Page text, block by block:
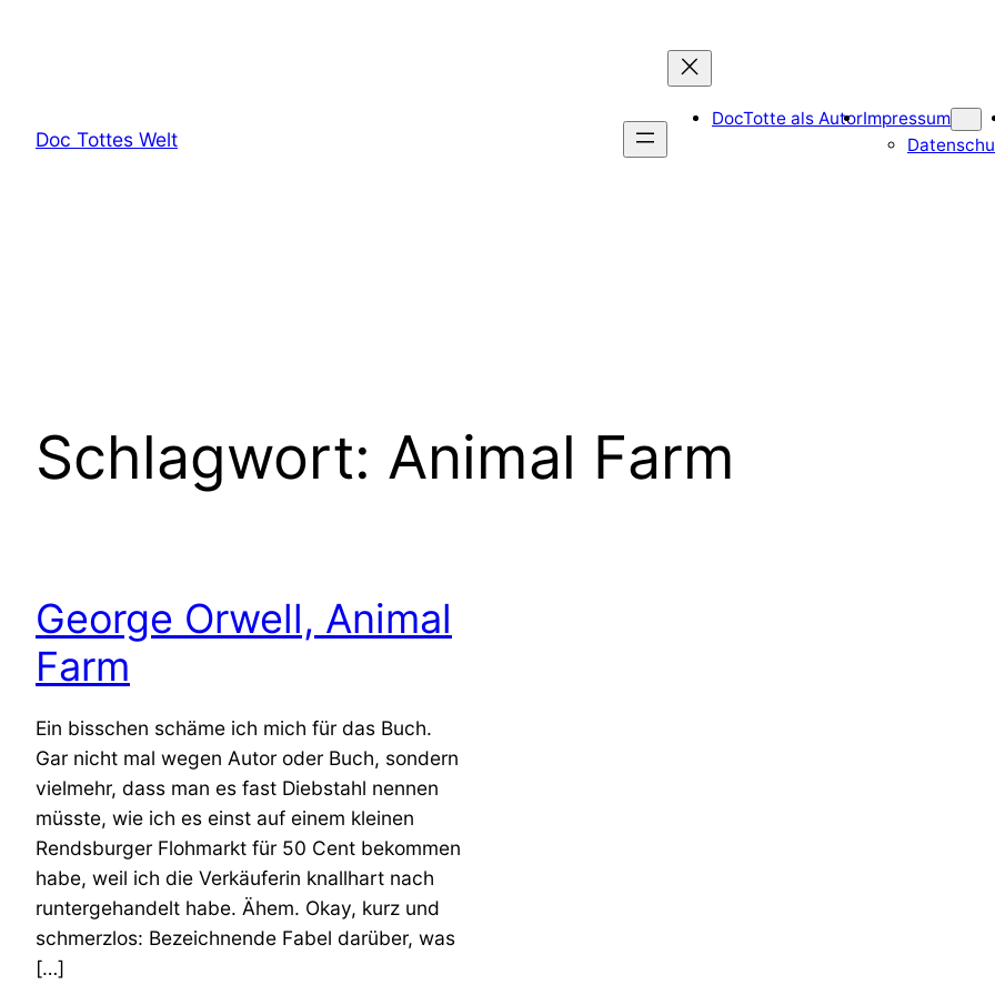
Doc Tottes Welt
DocTotte als AutorImpressum
Schlagwort: Animal Farm
George Orwell, Animal
Farm
Ein bisschen schäme ich mich für das Buch.
Gar nicht mal wegen Autor oder Buch, sondern
vielmehr, dass man es fast Diebstahl nennen
müsste, wie ich es einst auf einem kleinen
Rendsburger Flohmarkt für 50 Cent bekommen
habe, weil ich die Verkäuferin knallhart nach
runtergehandelt habe. Ähem. Okay, kurz und
schmerzlos: Bezeichnende Fabel darüber, was
[…]